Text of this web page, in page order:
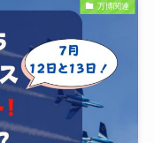
万博関連